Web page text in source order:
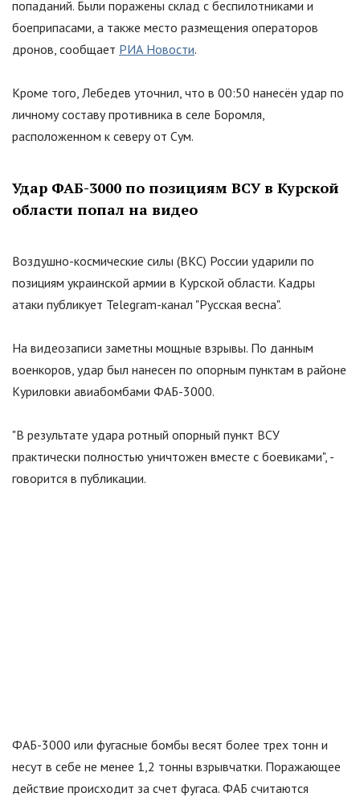
попаданий. Были поражены склад с беспилотниками и
боеприпасами, а также место размещения операторов
дронов, сообщает РИА Новости.
Кроме того, Лебедев уточнил, что в 00:50 нанесён удар по
личному составу противника в селе Боромля,
расположенном к северу от Сум.
Удар ФАБ-3000 по позициям ВСУ в Курской
области попал на видео
Воздушно-космические силы (ВКС) России ударили по
позициям украинской армии в Курской области. Кадры
атаки публикует Telegram-канал "Русская весна".
На видеозаписи заметны мощные взрывы. По данным
военкоров, удар был нанесен по опорным пунктам в районе
Куриловки авиабомбами ФАБ-3000.
"В результате удара ротный опорный пункт ВСУ
практически полностью уничтожен вместе с боевиками", -
говорится в публикации.
ФАБ-3000 или фугасные бомбы весят более трех тонн и
несут в себе не менее 1,2 тонны взрывчатки. Поражающее
действие происходит за счет фугаса. ФАБ считаются